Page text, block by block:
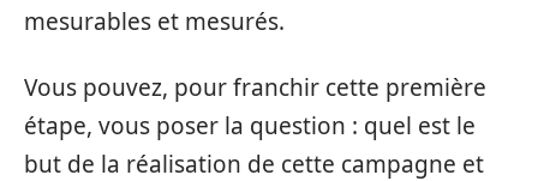
mesurables et mesurés.
Vous pouvez, pour franchir cette première
étape, vous poser la question : quel est le
but de la réalisation de cette campagne et